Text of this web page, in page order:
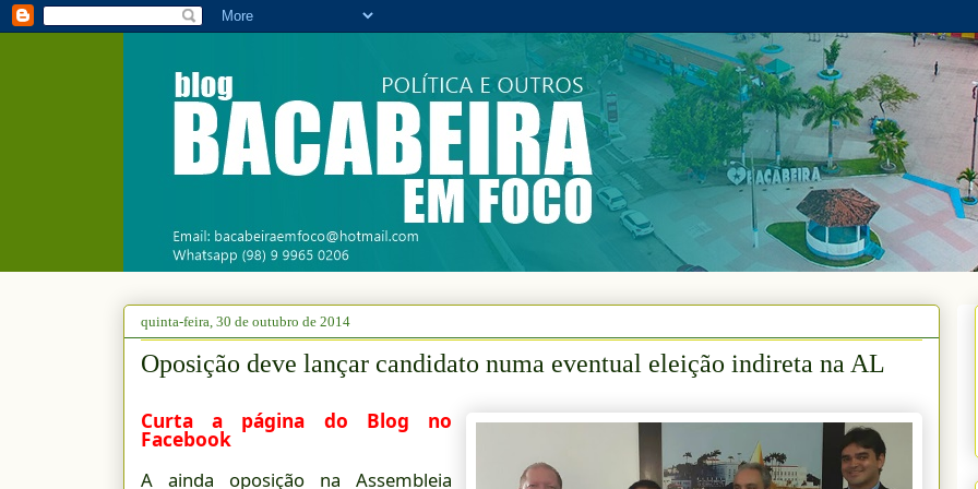
quinta-feira, 30 de outubro de 2014
Oposição deve lançar candidato numa eventual eleição indireta na AL
Curta a página do Blog no
Facebook
A ainda oposição na Assembleia